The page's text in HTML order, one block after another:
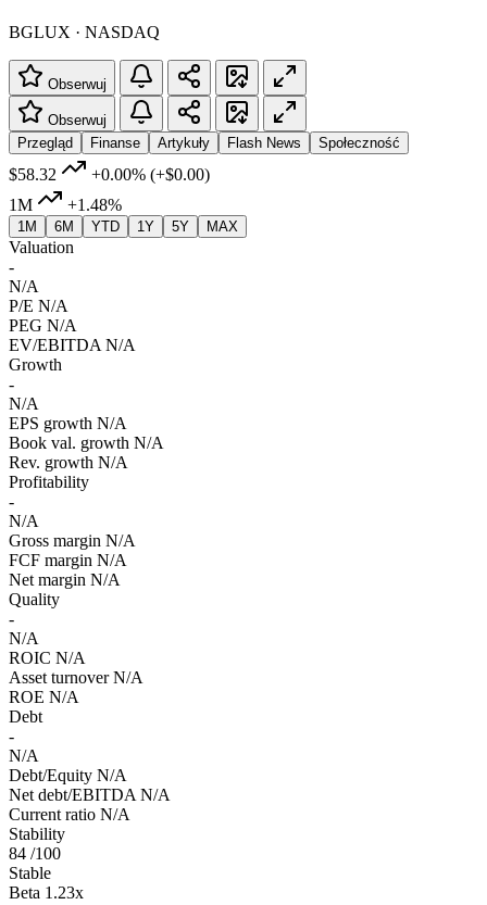
BGLUX · NASDAQ
Obserwuj
Obserwuj
Przegląd
Finanse Artykuły Flash News Społeczność
$58.32 +0.00% (+$0.00)
1M
+1.48%
1M 6M YTD 1Y 5Y MAX
Valuation
-
N/A
P/E N/A
PEG N/A
EV/EBITDA N/A
Growth
-
N/A
EPS growth N/A
Book val. growth N/A
Rev. growth N/A
Profitability
-
N/A
Gross margin N/A
FCF margin N/A
Net margin N/A
Quality
-
N/A
ROIC N/A
Asset turnover N/A
ROE N/A
Debt
-
N/A
Debt/Equity N/A
Net debt/EBITDA N/A
Current ratio N/A
Stability
84 /100
Stable
Beta 1.23x